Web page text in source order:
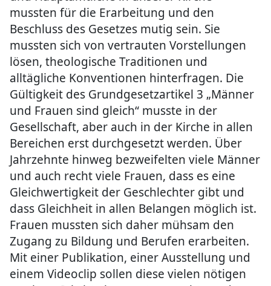
mussten für die Erarbeitung und den
Beschluss des Gesetzes mutig sein. Sie
mussten sich von vertrauten Vorstellungen
lösen, theologische Traditionen und
alltägliche Konventionen hinterfragen. Die
Gültigkeit des Grundgesetzartikel 3 „Männer
und Frauen sind gleich“ musste in der
Gesellschaft, aber auch in der Kirche in allen
Bereichen erst durchgesetzt werden. Über
Jahrzehnte hinweg bezweifelten viele Männer
und auch recht viele Frauen, dass es eine
Gleichwertigkeit der Geschlechter gibt und
dass Gleichheit in allen Belangen möglich ist.
Frauen mussten sich daher mühsam den
Zugang zu Bildung und Berufen erarbeiten.
Mit einer Publikation, einer Ausstellung und
einem Videoclip sollen diese vielen nötigen